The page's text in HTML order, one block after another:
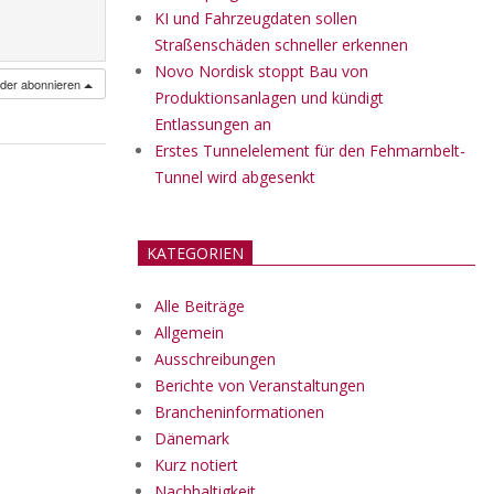
abonnieren
KI und Fahrzeugdaten sollen
Straßenschäden schneller erkennen
Novo Nordisk stoppt Bau von
Produktionsanlagen und kündigt
Entlassungen an
Erstes Tunnelelement für den Fehmarnbelt-
Tunnel wird abgesenkt
KATEGORIEN
Alle Beiträge
Allgemein
Ausschreibungen
Berichte von Veranstaltungen
Brancheninformationen
Dänemark
Kurz notiert